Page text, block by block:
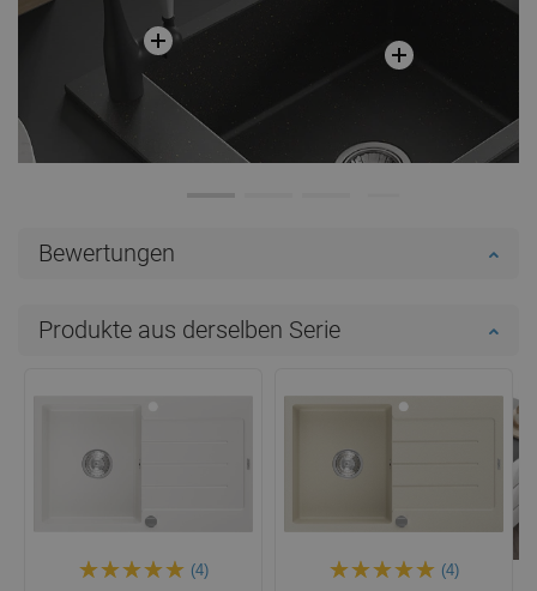
Bewertungen
Produkte aus derselben Serie
(4) (4)